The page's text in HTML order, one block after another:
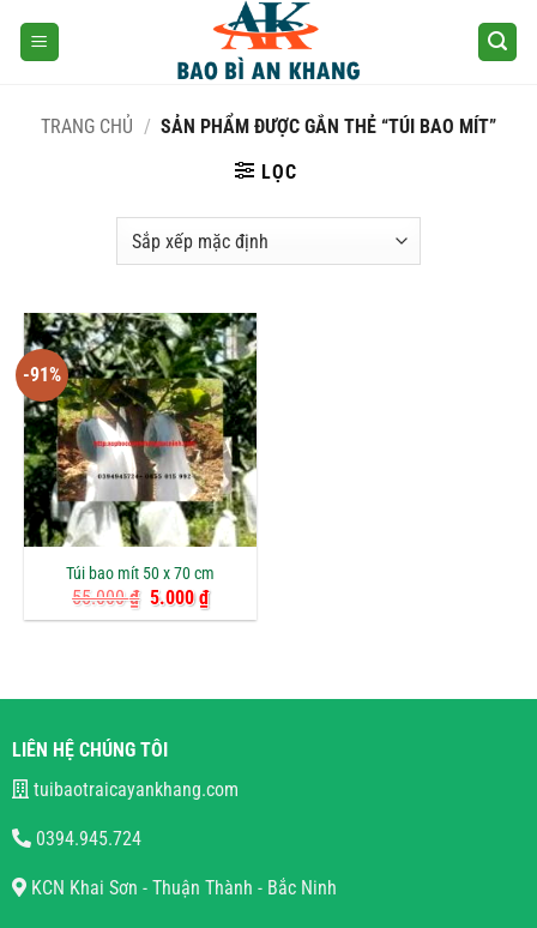
TRANG CHỦ / SẢN PHẨM ĐƯỢC GẮN THẺ “TÚI BAO MÍT”
LỌC
-91%
Túi bao mít 50 x 70 cm
55.000₫ Giá
gốc
5.000₫Giá
hiện
LIÊN HỆ CHÚNG TÔI
tuibaotraicayankhang.com
0394.945.724
KCN Khai Sơn - Thuận Thành - Bắc Ninh